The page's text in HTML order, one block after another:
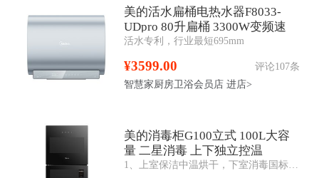
美的活水扁桶电热水器F8033-
UDpro 80升扁桶 3300W变频速
热 一级能效
活水专利，行业最短695mm
¥3599.00
评论107条
智慧家厨房卫浴会员店 进店>
美的消毒柜G100立式 100L大容
量 二星消毒 上下独立控温